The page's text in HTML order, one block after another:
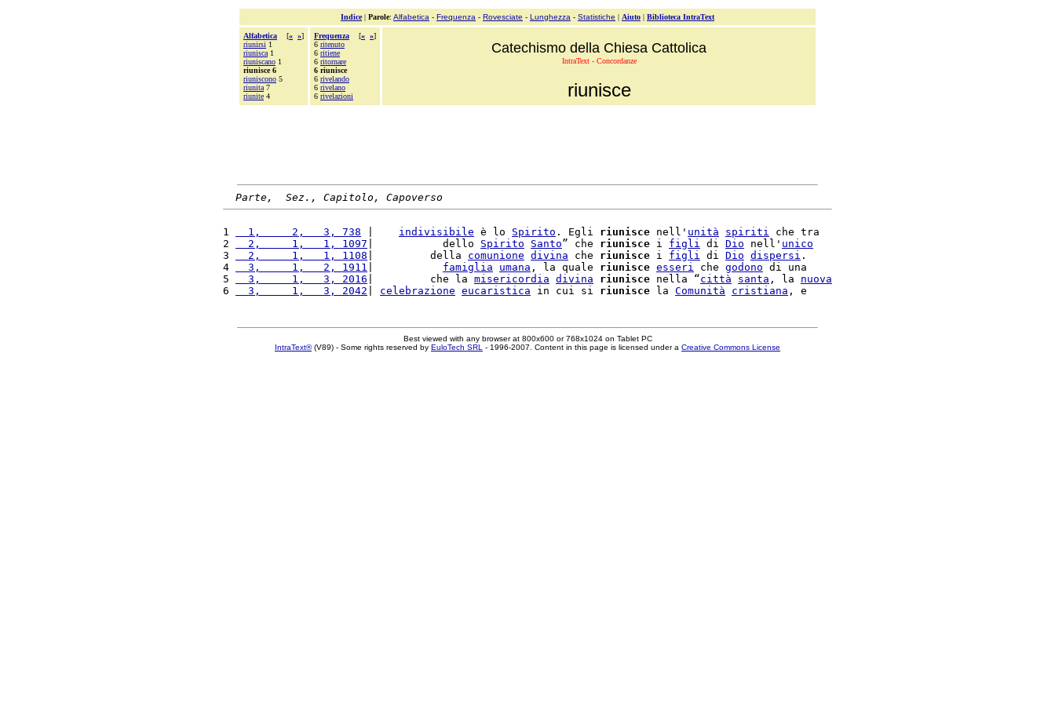
Indice| Parole: Alfabetica - Frequenza - Rovesciate - Lunghezza - Statistiche | Aiuto | Biblioteca IntraText
Alfabetica [« »]
riunirsi 1
riunisca 1
riuniscano 1
riunisce 6
riuniscono 5
riunita 7
riunite 4
Frequenza [« »]
6 ritenuto
6 ritiene
6 ritornare
6 riunisce
6 rivelando
6 rivelano
6 rivelazioni
Catechismo della Chiesa Cattolica
IntraText - Concordanze
riunisce
Parte,  Sez., Capitolo, Capoverso
1
  1,     2,   3, 738
indivisibile è lo Spirito . Egli riunisce nell' unità spiriti che tra
2
  2,     1,   1, 1097
|           dello Spirito Santo” che riunisce i figli di Dio nell' unico
3
  2,     1,   1, 1108
|         della comunione divina che riunisce i figli di Dio dispersi .
4
  3,     1,   2, 1911
famiglia umana , la quale riunisce esseri che godono di una
5
  3,     1,   3, 2016
|         che la misericordia divina riunisce nella “città santa , la nuova
6
  3,     1,   3, 2042
celebrazione eucaristica in cui si riunisce la Comunità cristiana
Best viewed with any browser at 800x600 or 768x1024 on Tablet PC
IntraText®(V89) - Some rights reserved by EuloTech SRL - 1996-2007. Content in this page is licensed under a Creative Commons License